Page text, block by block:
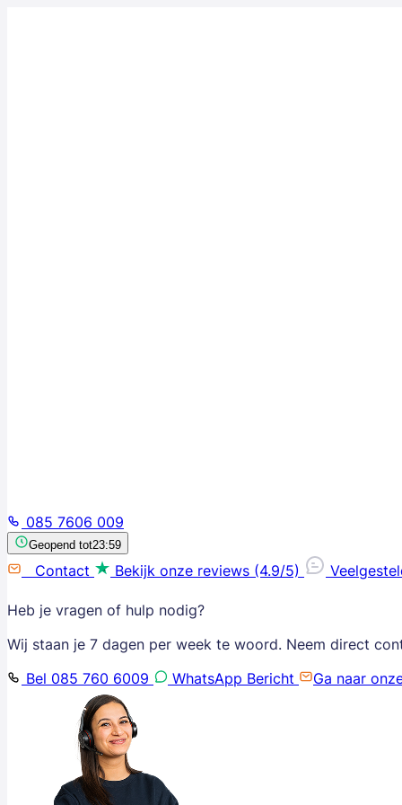
085 7606 009
Geopend tot23:59
Contact Bekijk onze reviews (4.9/5)
Heb je vragen of hulp nodig?
Wij staan je 7 dagen per week te woord. Neem direct
Bel 085 760 6009
WhatsApp Bericht Ga naar